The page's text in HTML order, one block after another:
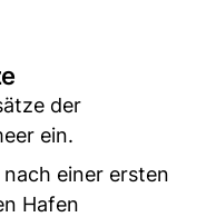
der
ein.
einer ersten
Hafen